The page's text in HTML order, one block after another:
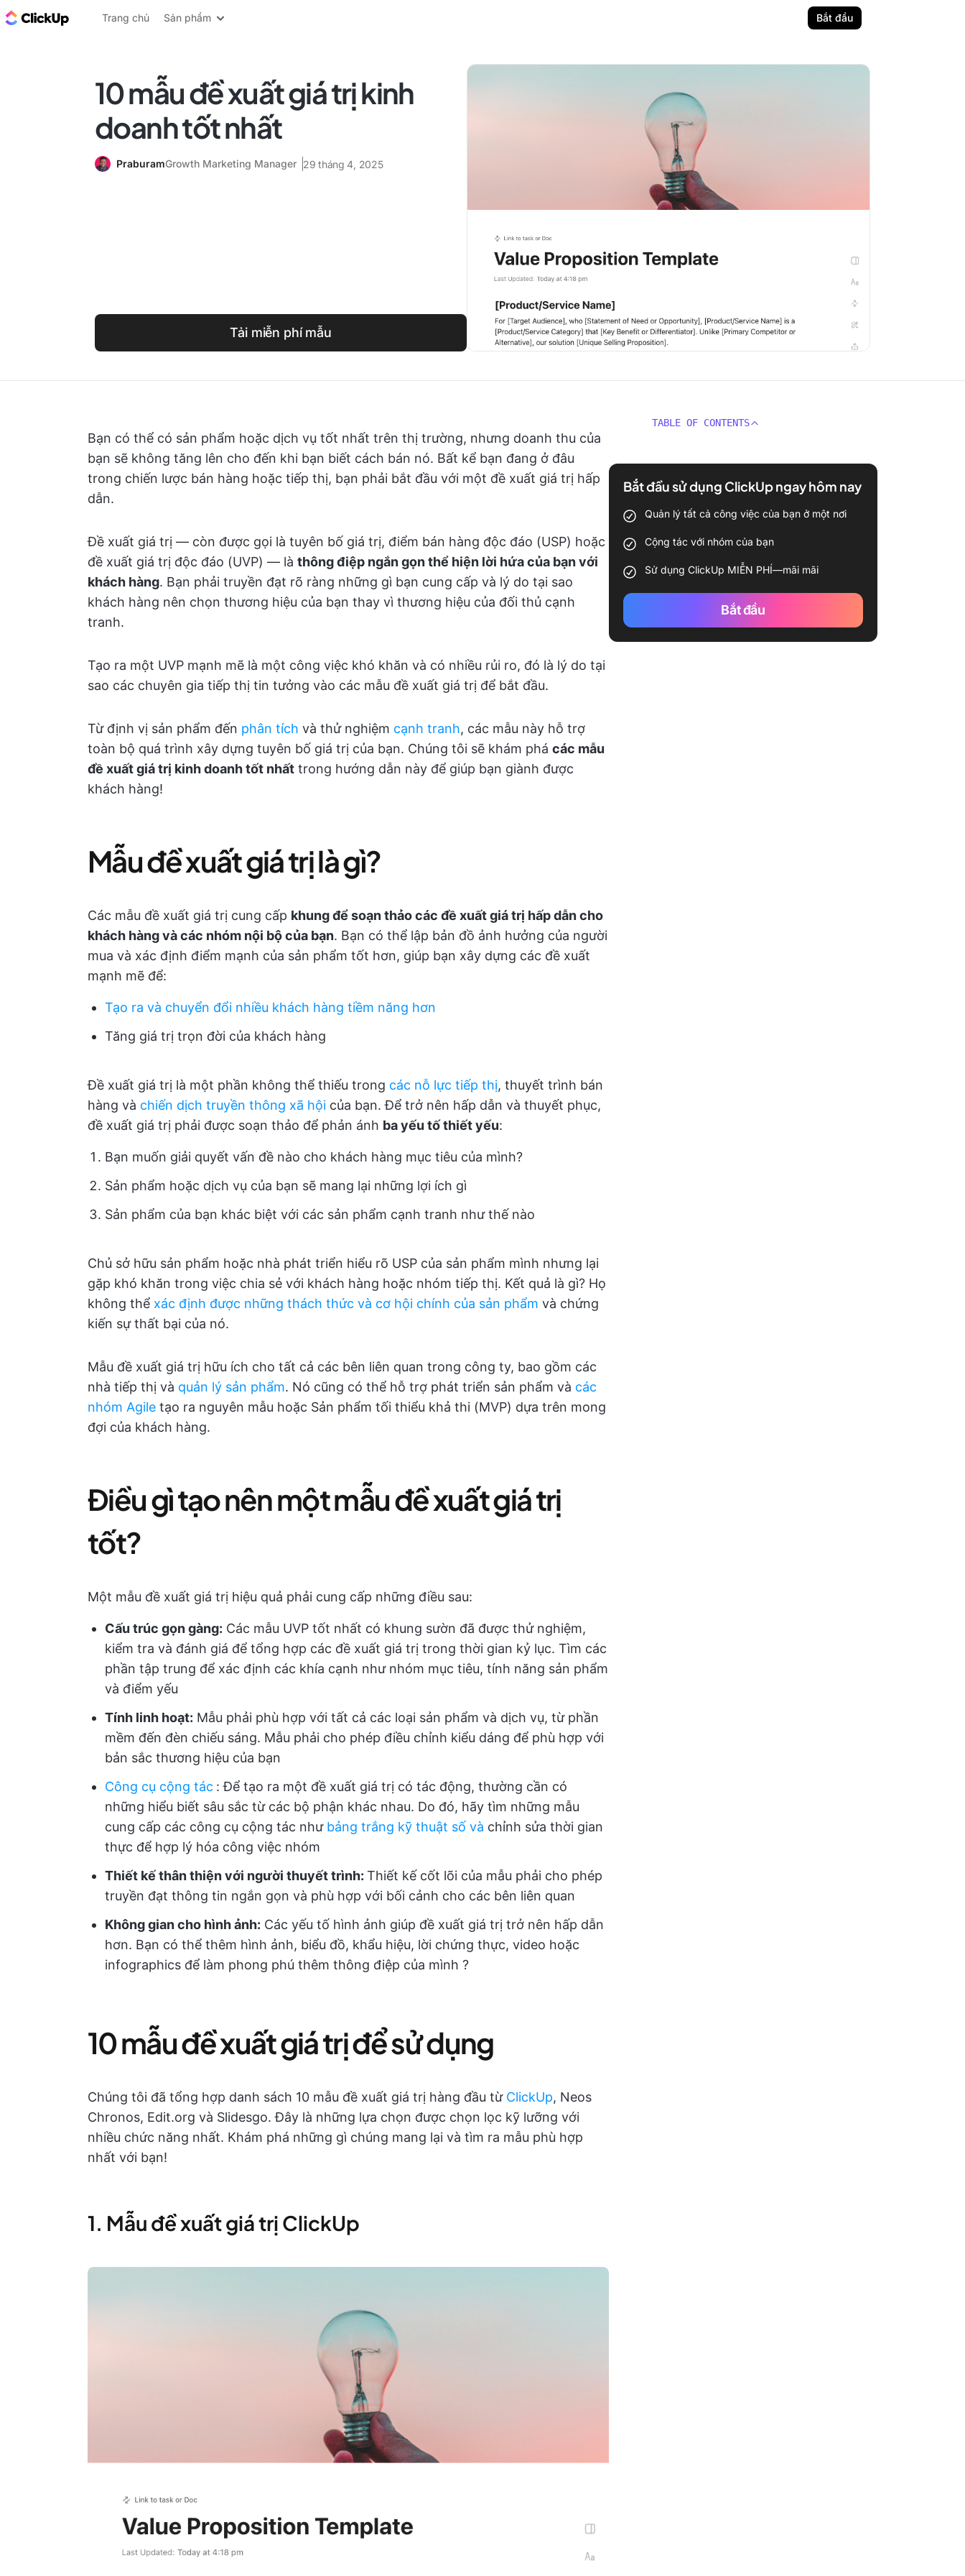
ClickUp Blog
Trang chủ Sản phẩm Bắt đầu
10 mẫu đề xuất giá trị kinh
doanh tốt nhất
PraburamGrowth Marketing Manager 29 tháng 4, 2025
Tải miễn phí mẫu
Bạn có thể có sản phẩm hoặc dịch vụ tốt nhất trên thị trường, nhưng doanh thu của
bạn sẽ không tăng lên cho đến khi bạn biết cách bán nó. Bất kể bạn đang ở đâu
trong chiến lược bán hàng hoặc tiếp thị, bạn phải bắt đầu với một đề xuất giá trị hấp
dẫn.
Đề xuất giá trị — còn được gọi là tuyên bố giá trị, điểm bán hàng độc đáo (USP) hoặc
đề xuất giá trị độc đáo (UVP) — là thông điệp ngắn gọn thể hiện lời hứa của bạn với
khách hàng. Bạn phải truyền đạt rõ ràng những gì bạn cung cấp và lý do tại sao
khách hàng nên chọn thương hiệu của bạn thay vì thương hiệu của đối thủ cạnh
tranh.
Tạo ra một UVP mạnh mẽ là một công việc khó khăn và có nhiều rủi ro, đó là lý do tại
sao các chuyên gia tiếp thị tin tưởng vào các mẫu đề xuất giá trị để bắt đầu.
Từ định vị sản phẩm đến phân tích và thử nghiệm cạnh tranh, các mẫu này hỗ trợ
toàn bộ quá trình xây dựng tuyên bố giá trị của bạn. Chúng tôi sẽ khám phá các mẫu
đề xuất giá trị kinh doanh tốt nhất trong hướng dẫn này để giúp bạn giành được
khách hàng!
Mẫu đề xuất giá trị là gì?
Các mẫu đề xuất giá trị cung cấp khung để soạn thảo các đề xuất giá trị hấp dẫn cho
khách hàng và các nhóm nội bộ của bạn. Bạn có thể lập bản đồ ảnh hưởng của người
mua và xác định điểm mạnh của sản phẩm tốt hơn, giúp bạn xây dựng các đề xuất
mạnh mẽ để:
Tạo ra và chuyển đổi nhiều khách hàng tiềm năng hơn
Tăng giá trị trọn đời của khách hàng
Đề xuất giá trị là một phần không thể thiếu trong các nỗ lực tiếp thị, thuyết trình bán
hàng và chiến dịch truyền thông xã hội của bạn. Để trở nên hấp dẫn và thuyết phục,
đề xuất giá trị phải được soạn thảo để phản ánh ba yếu tố thiết yếu:
Bạn muốn giải quyết vấn đề nào cho khách hàng mục tiêu của mình?
Sản phẩm hoặc dịch vụ của bạn sẽ mang lại những lợi ích gì
Sản phẩm của bạn khác biệt với các sản phẩm cạnh tranh như thế nào
Chủ sở hữu sản phẩm hoặc nhà phát triển hiểu rõ USP của sản phẩm mình nhưng lại
gặp khó khăn trong việc chia sẻ với khách hàng hoặc nhóm tiếp thị. Kết quả là gì? Họ
không thể xác định được những thách thức và cơ hội chính của sản phẩm và chứng
kiến sự thất bại của nó.
Mẫu đề xuất giá trị hữu ích cho tất cả các bên liên quan trong công ty, bao gồm các
nhà tiếp thị và quản lý sản phẩm. Nó cũng có thể hỗ trợ phát triển sản phẩm và các
nhóm Agile tạo ra nguyên mẫu hoặc Sản phẩm tối thiểu khả thi (MVP) dựa trên mong
đợi của khách hàng.
Điều gì tạo nên một mẫu đề xuất giá trị
tốt?
Một mẫu đề xuất giá trị hiệu quả phải cung cấp những điều sau:
Cấu trúc gọn gàng: Các mẫu UVP tốt nhất có khung sườn đã được thử nghiệm,
kiểm tra và đánh giá để tổng hợp các đề xuất giá trị trong thời gian kỷ lục. Tìm các
phần tập trung để xác định các khía cạnh như nhóm mục tiêu, tính năng sản phẩm
và điểm yếu
Tính linh hoạt: Mẫu phải phù hợp với tất cả các loại sản phẩm và dịch vụ, từ phần
mềm đến đèn chiếu sáng. Mẫu phải cho phép điều chỉnh kiểu dáng để phù hợp với
bản sắc thương hiệu của bạn
Công cụ cộng tác : Để tạo ra một đề xuất giá trị có tác động, thường cần có
những hiểu biết sâu sắc từ các bộ phận khác nhau. Do đó, hãy tìm những mẫu
cung cấp các công cụ cộng tác như bảng trắng kỹ thuật số và chỉnh sửa thời gian
thực để hợp lý hóa công việc nhóm
Thiết kế thân thiện với người thuyết trình: Thiết kế cốt lõi của mẫu phải cho phép
truyền đạt thông tin ngắn gọn và phù hợp với bối cảnh cho các bên liên quan
Không gian cho hình ảnh: Các yếu tố hình ảnh giúp đề xuất giá trị trở nên hấp dẫn
hơn. Bạn có thể thêm hình ảnh, biểu đồ, khẩu hiệu, lời chứng thực, video hoặc
infographics để làm phong phú thêm thông điệp của mình ?
10 mẫu đề xuất giá trị để sử dụng
Chúng tôi đã tổng hợp danh sách 10 mẫu đề xuất giá trị hàng đầu từ ClickUp, Neos
Chronos, Edit.org và Slidesgo. Đây là những lựa chọn được chọn lọc kỹ lưỡng với
nhiều chức năng nhất. Khám phá những gì chúng mang lại và tìm ra mẫu phù hợp
nhất với bạn!
1. Mẫu đề xuất giá trị ClickUp
TABLE OF CONTENTS
Bắt đầu sử dụng ClickUp ngay hôm nay
Quản lý tất cả công việc của bạn ở một nơi
Cộng tác với nhóm của bạn
Sử dụng ClickUp MIỄN PHÍ—mãi mãi
Bắt đầu